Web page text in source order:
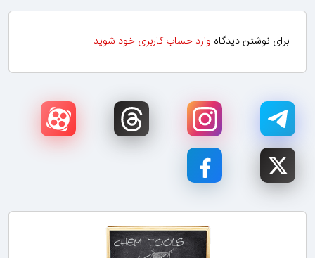
برای نوشتن دیدگاه وارد حساب کاربری خود شوید.